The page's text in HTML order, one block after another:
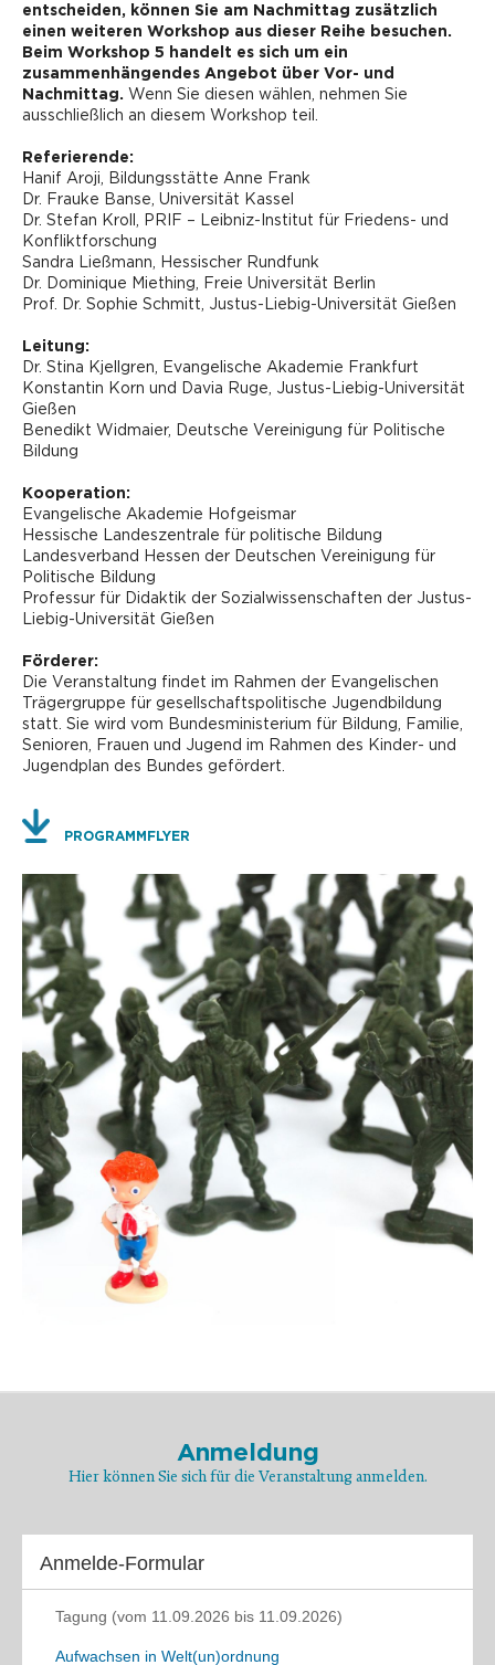
entscheiden, können Sie am Nachmittag zusätzlich
einen weiteren Workshop aus dieser Reihe besuchen.
Beim Workshop 5 handelt es sich um ein
zusammenhängendes Angebot über Vor- und
Nachmittag. Wenn Sie diesen wählen, nehmen Sie
ausschließlich an diesem Workshop teil.
Referierende:
Hanif Aroji, Bildungsstätte Anne Frank
Dr. Frauke Banse, Universität Kassel
Dr. Stefan Kroll, PRIF – Leibniz-Institut für Friedens- und
Konfliktforschung
Sandra Ließmann, Hessischer Rundfunk
Dr. Dominique Miething, Freie Universität Berlin
Prof. Dr. Sophie Schmitt, Justus-Liebig-Universität Gießen
Leitung:
Dr. Stina Kjellgren, Evangelische Akademie Frankfurt
Konstantin Korn und Davia Ruge, Justus-Liebig-Universität
Gießen
Benedikt Widmaier, Deutsche Vereinigung für Politische
Bildung
Kooperation:
Evangelische Akademie Hofgeismar
Hessische Landeszentrale für politische Bildung
Landesverband Hessen der Deutschen Vereinigung für
Politische Bildung
Professur für Didaktik der Sozialwissenschaften der Justus-
Liebig-Universität Gießen
Förderer:
Die Veranstaltung findet im Rahmen der Evangelischen
Trägergruppe für gesellschaftspolitische Jugendbildung
statt. Sie wird vom Bundesministerium für Bildung, Familie,
Senioren, Frauen und Jugend im Rahmen des Kinder- und
Jugendplan des Bundes gefördert.
PROGRAMMFLYER
Anmeldung
Hier können Sie sich für die Veranstaltung anmelden.